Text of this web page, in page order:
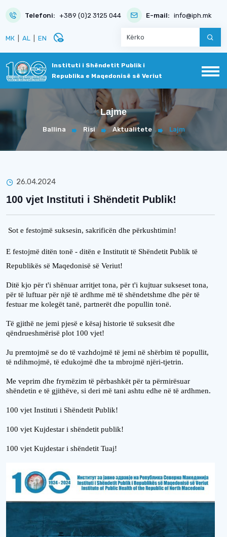
Telefoni: +389 (0)2 3125 044 E-mail: info@iph.mk
МК AL EN disabled_visible
Instituti i Shëndetit Publik i
Republika e Maqedonisë së Veriut
Lajme
Ballina Risi Aktualitete Lajm
26.04.2024
100 vjet Instituti i Shëndetit Publik!
Sot e festojmë suksesin, sakrificën dhe përkushtimin!
E festojmë ditën tonë - ditën e Institutit të Shëndetit Publik të
Republikës së Maqedonisë së Veriut!
Ditë kjo për t'i shënuar arritjet tona, për t'i kujtuar sukseset tona,
për të luftuar për një të ardhme më të shëndetshme dhe për të
festuar me kolegët tanë, partnerët dhe popullin tonë.
Të gjithë ne jemi pjesë e kësaj historie të suksesit dhe
qëndrueshmërisë plot 100 vjet!
Ju premtojmë se do të vazhdojmë të jemi në shërbim të popullit,
të ndihmojmë, të edukojmë dhe ta mbrojmë njëri-tjetrin.
Me veprim dhe frymëzim të përbashkët për ta përmirësuar
shëndetin e të gjithëve, si deri më tani ashtu edhe në të ardhmen.
100 vjet Instituti i Shëndetit Publik!
100 vjet Kujdestar i shëndetit publik!
100 vjet Kujdestar i shëndetit Tuaj!